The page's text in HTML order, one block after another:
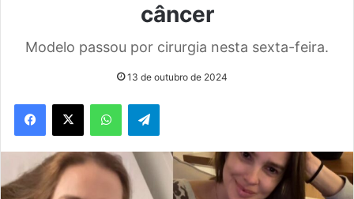
câncer
Modelo passou por cirurgia nesta sexta-feira.
13 de outubro de 2024
WhatsAppTelegram